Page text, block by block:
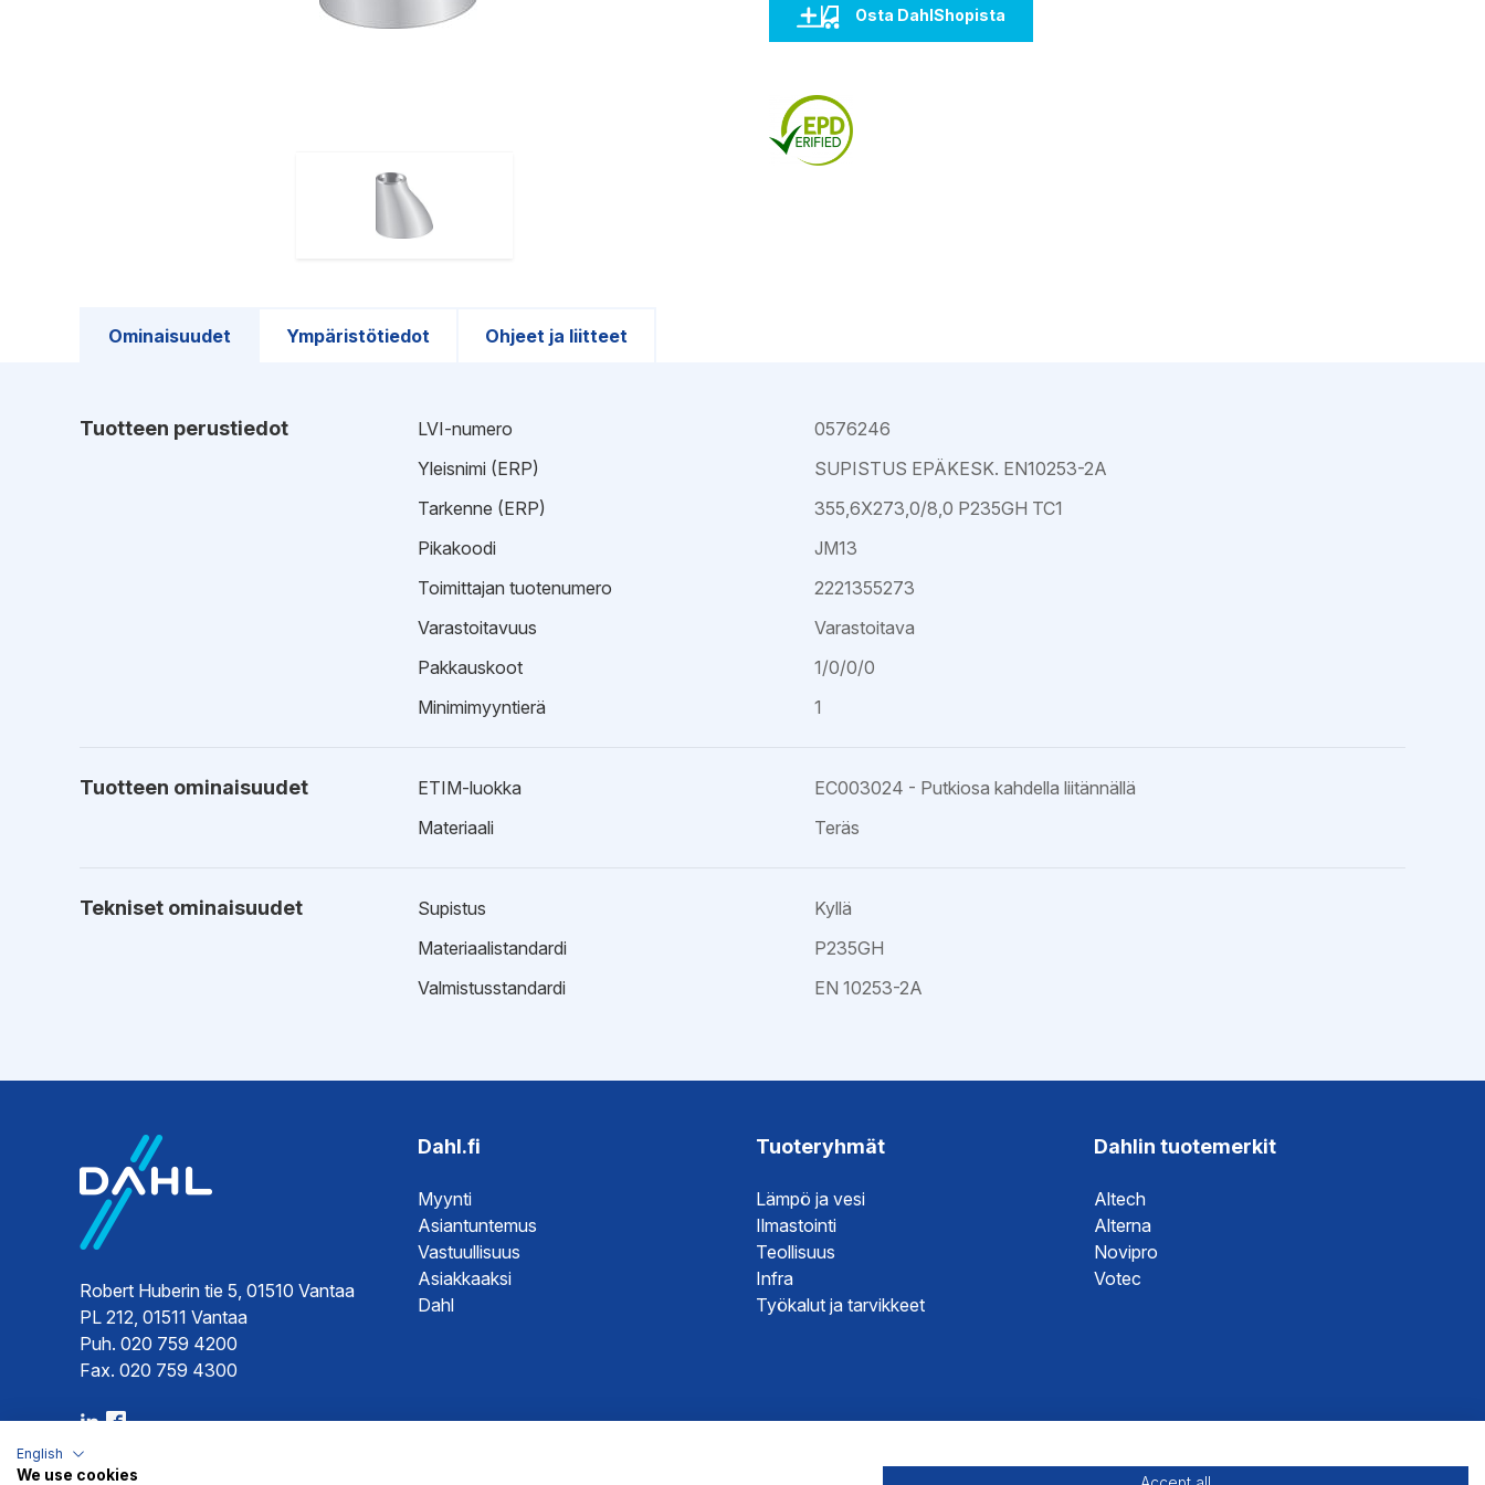
Oulu-Välivainio
Pori
Osta DahlShopista
Ominaisuudet Ympäristötiedot Ohjeet ja liitteet
Tuotteen perustiedot LVI-numero
0576246
Yleisnimi (ERP)
SUPISTUS EPÄKESK. EN10253-2A
Tarkenne (ERP)
355,6X273,0/8,0 P235GH TC1
Pikakoodi
JM13
Toimittajan tuotenumero
2221355273
Varastoitavuus
Varastoitava
Pakkauskoot
1/0/0/0
Minimimyyntierä
1
Tuotteen ominaisuudet ETIM-luokka
EC003024 - Putkiosa kahdella liitännällä
Materiaali
Teräs
Tekniset ominaisuudet Supistus
Kyllä
Materiaalistandardi
P235GH
Valmistusstandardi
EN 10253-2A
Sertifikaatit
Sertifikaatit
Robert Huberin tie 5, 01510 Vantaa
PL 212, 01511 Vantaa
Puh. 020 759 4200
Fax. 020 759 4300
Dahl.fi
Myynti
Asiantuntemus
Vastuullisuus
Asiakkaaksi
Dahl
Tuoteryhmät
Lämpö ja vesi
Ilmastointi
Teollisuus
Infra
Työkalut ja tarvikkeet
Dahlin tuotemerkit
Altech
Alterna
Novipro
Votec
English
We use cookies